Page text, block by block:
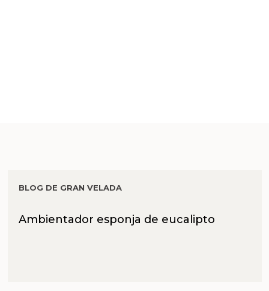
BLOG DE GRAN VELADA
Ambientador esponja de eucalipto